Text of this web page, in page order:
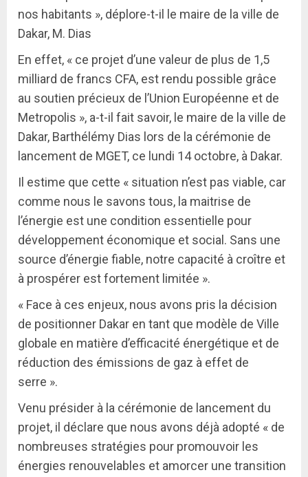
nos habitants », déplore-t-il le maire de la ville de
Dakar, M. Dias
En effet, « ce projet d’une valeur de plus de 1,5
milliard de francs CFA, est rendu possible grâce
au soutien précieux de l’Union Européenne et de
Metropolis », a-t-il fait savoir, le maire de la ville de
Dakar, Barthélémy Dias lors de la cérémonie de
lancement de MGET, ce lundi 14 octobre, à Dakar.
Il estime que cette « situation n’est pas viable, car
comme nous le savons tous, la maitrise de
l’énergie est une condition essentielle pour
développement économique et social. Sans une
source d’énergie fiable, notre capacité à croître et
à prospérer est fortement limitée ».
« Face à ces enjeux, nous avons pris la décision
de positionner Dakar en tant que modèle de Ville
globale en matière d’efficacité énergétique et de
réduction des émissions de gaz à effet de
serre ».
Venu présider à la cérémonie de lancement du
projet, il déclare que nous avons déjà adopté « de
nombreuses stratégies pour promouvoir les
énergies renouvelables et amorcer une transition